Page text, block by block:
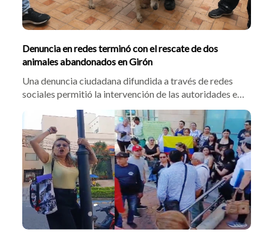
Denuncia en redes terminó con el rescate de dos
animales abandonados en Girón
Una denuncia ciudadana difundida a través de redes
sociales permitió la intervención de las autoridades en
una vivienda del barrio El Poblado, en Girón, donde
fueron hallados un perro y un gato que, al parecer,
habían sido abandonados por sus cuidadores.